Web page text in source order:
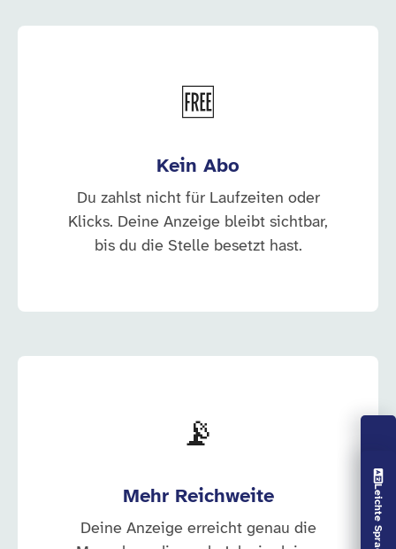
Vorlesen aus
🆓
Kein Abo
Du zahlst nicht für Laufzeiten oder
Klicks. Deine Anzeige bleibt sichtbar,
bis du die Stelle besetzt hast.
📡
Mehr Reichweite
Deine Anzeige erreicht genau die